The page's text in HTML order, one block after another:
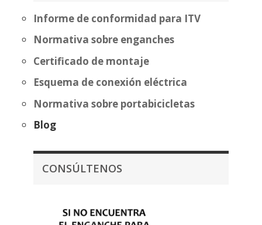
Informe de conformidad para ITV
Normativa sobre enganches
Certificado de montaje
Esquema de conexión eléctrica
Normativa sobre portabicicletas
Blog
CONSÚLTENOS